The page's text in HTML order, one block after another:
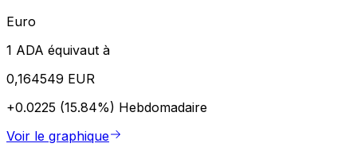
Euro
1 ADA équivaut à
0,164549 EUR
+0.0225 (15.84%) Hebdomadaire
Voir le graphique